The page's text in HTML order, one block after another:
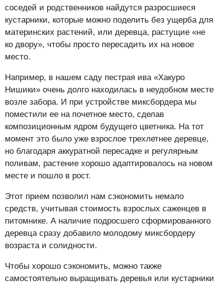
соседей и родственников найдутся разросшиеся
кустарники, которые можно поделить без ущерба для
материнских растений, или деревца, растущие «не
ко двору», чтобы просто пересадить их на новое
место.
Например, в нашем саду пестрая ива «Хакуро
Нишики» очень долго находилась в неудобном месте
возле забора. И при устройстве миксбордера мы
поместили ее на почетное место, сделав
композиционным ядром будущего цветника. На тот
момент это было уже взрослое трехлетнее деревце,
но благодаря аккуратной пересадке и регулярным
поливам, растение хорошо адаптировалось на новом
месте и пошло в рост.
Этот прием позволил нам сэкономить немало
средств, учитывая стоимость взрослых саженцев в
питомнике. А наличие подросшего сформированного
деревца сразу добавило молодому миксбордеру
возраста и солидности.
Чтобы хорошо сэкономить, можно также
самостоятельно выращивать деревья или кустарники